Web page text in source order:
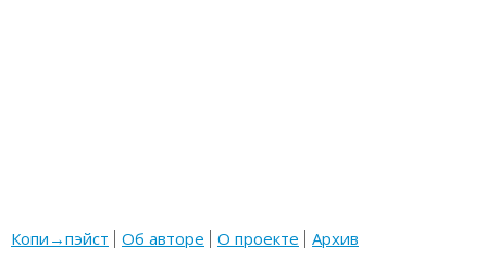
Копи→пэйст Об авторе О проекте Архив